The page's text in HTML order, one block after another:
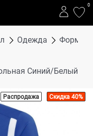
0
Одежда Форма
Синий/Белый
Распродажа Скидка 40%